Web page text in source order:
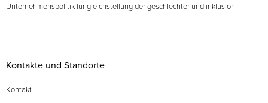
Unternehmenspolitik für gleichstellung der geschlechter und inklusion
Kontakte und Standorte
Kontakt